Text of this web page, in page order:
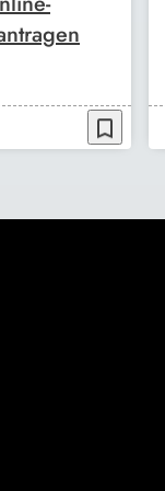
bookmark_border